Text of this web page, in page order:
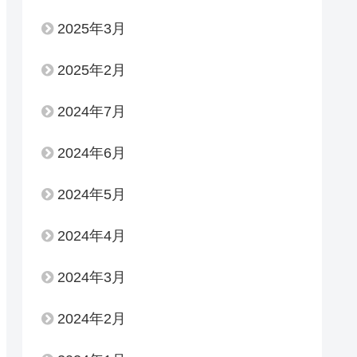
2025年3月
2025年2月
2024年7月
2024年6月
2024年5月
2024年4月
2024年3月
2024年2月